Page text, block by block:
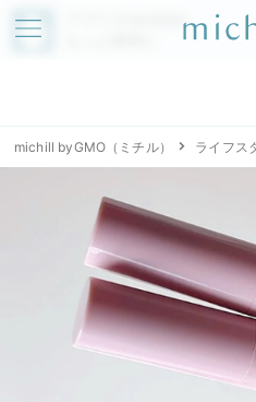
アプリでmichillが
michill byGMO（ミチル） ライフス